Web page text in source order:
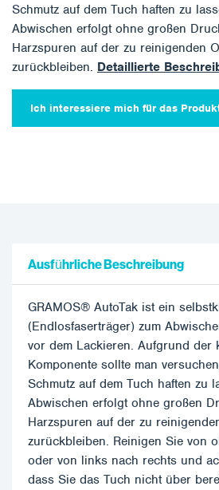
Schmutz auf dem Tuch haften zu
Abwischen erfolgt ohne großen
Harzspuren auf der zu reinigenden
zurückbleiben. Detaillierte
Ich interessiere mich für das
Ausführliche Beschreibung
GRAMOS® AutoTak ist ein
(Endlosfaserträger) zum
vor dem Lackieren. Aufgrund der
Komponente sollte man
Schmutz auf dem Tuch haften zu
Abwischen erfolgt ohne großen
Harzspuren auf der zu
zurückbleiben. Reinigen Sie von
oder von links nach rechts und
dass Sie das Tuch nicht über